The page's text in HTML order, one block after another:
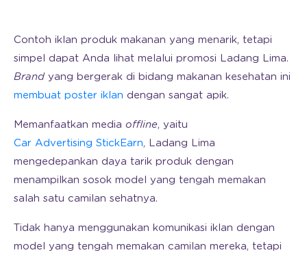
Contoh iklan produk makanan yang menarik, tetapi
simpel dapat Anda lihat melalui promosi Ladang Lima.
Brandyang bergerak di bidang makanan kesehatan ini
membuat poster iklan dengan sangat apik.
Memanfaatkan media offline, yaitu
Car Advertising StickEarn, Ladang Lima
mengedepankan daya tarik produk dengan
menampilkan sosok model yang tengah memakan
salah satu camilan sehatnya.
Tidak hanya menggunakan komunikasi iklan dengan
model yang tengah memakan camilan mereka, tetapi